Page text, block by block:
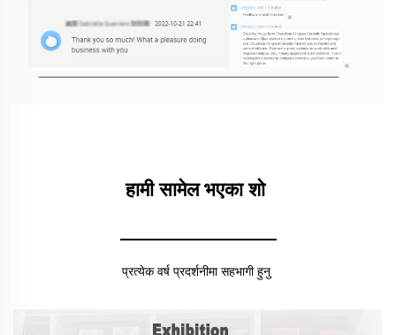
हामी सामेल भएका शो
________________
प्रत्येक वर्ष प्रदर्शनीमा सहभागी हुनु